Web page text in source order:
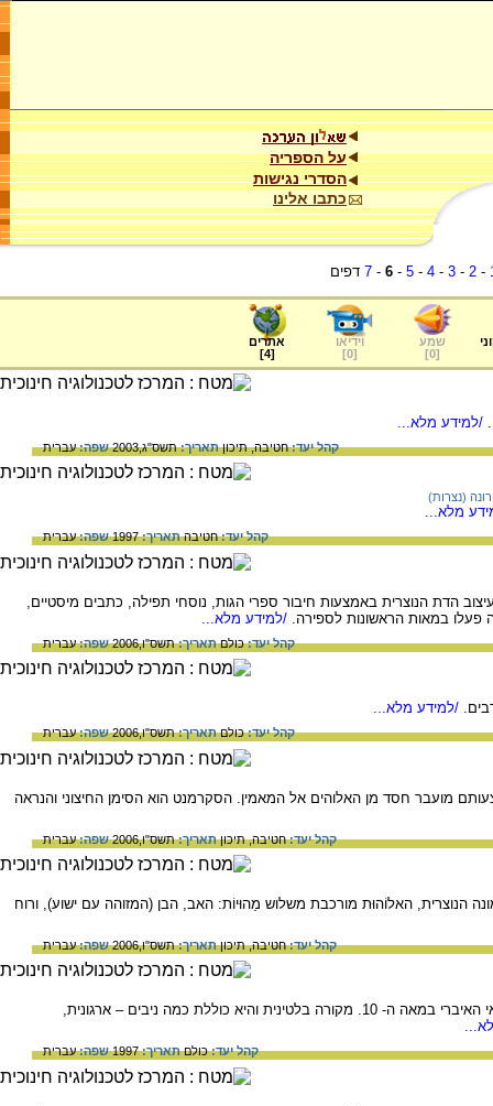
על הספריה
הסדרי נגישות
כתבו אלינו
-
2
-
3
-
4
-
5
-
6
-
7 דפים
שמע
[
0
]
וידיאו
[
0
]
אתרים
[
4
]
/למידע מלא...
קהל יעד:חטיבה,תיכוןתאריך:תשס"ג,2003 שפה:עברית
(נצרות)
מלא...
קהל יעד:חטיבהתאריך:1997 שפה:עברית
הדת הנוצרית באמצעות חיבור ספרי הגות, נוסחי תפילה, כתבים מיסטיים,
פעלו במאות הראשונות לספירה. /למידע מלא...
קהל יעד:כולםתאריך:תשס"ו,2006 שפה:עברית
/למידע מלא...
קהל יעד:כולםתאריך:תשס"ו,2006 שפה:עברית
מועבר חסד מן האלוהים אל המאמין. הסקרמנט הוא הסימן החיצוני והנראה
קהל יעד:חטיבה,תיכוןתאריך:תשס"ו,2006 שפה:עברית
הנוצרית, האלוֹהוּת מורכבת משלוש מַהוּיוֹת: האב, הבן (המזוהה עם ישוע), ורוח
קהל יעד:חטיבה,תיכוןתאריך:תשס"ו,2006 שפה:עברית
השפה שהייתה מדוברת בפי הנוצרים בחצי האי האיברי במאה ה- 10. מקורה בלטינית והיא כוללת כמה ניבים – ארגונית,
קהל יעד:כולםתאריך:1997 שפה:עברית